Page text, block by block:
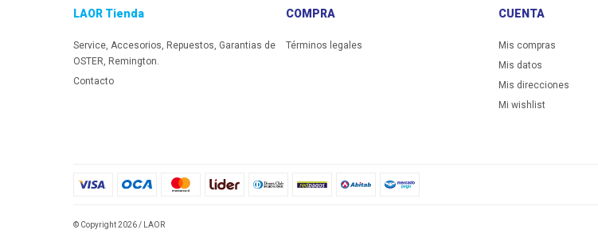
LAOR Tienda
Service, Accesorios, Repuestos, Garantias de
OSTER, Remington.
Contacto
COMPRA
Términos legales
CUENTA
Mis compras
Mis datos
Mis direcciones
Mi wishlist
© Copyright 2026 / LAOR